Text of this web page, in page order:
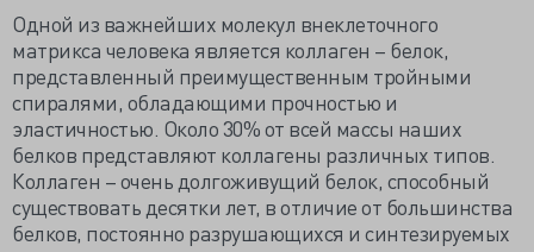
Одной из важнейших молекул внеклеточного
матрикса человека является коллаген – белок,
представленный преимущественным тройными
спиралями, обладающими прочностью и
эластичностью. Около 30% от всей массы наших
белков представляют коллагены различных типов.
Коллаген – очень долгоживущий белок, способный
существовать десятки лет, в отличие от большинства
белков, постоянно разрушающихся и синтезируемых